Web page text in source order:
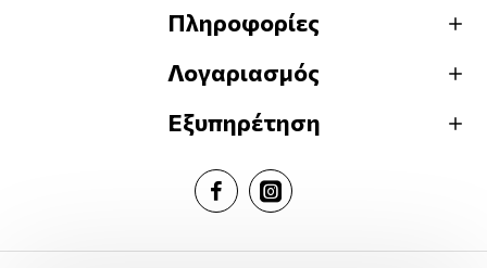
Πληροφορίες
Λογαριασμός
Εξυπηρέτηση